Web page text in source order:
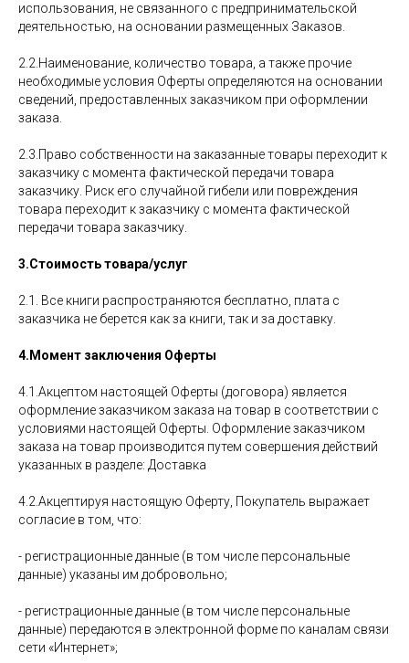
использования, не связанного с предпринимательской
деятельностью, на основании размещенных Заказов.
2.2.Наименование, количество товара, а также прочие
необходимые условия Оферты определяются на основании
сведений, предоставленных заказчиком при оформлении
заказа.
2.3.Право собственности на заказанные товары переходит к
заказчику с момента фактической передачи товара
заказчику. Риск его случайной гибели или повреждения
товара переходит к заказчику с момента фактической
передачи товара заказчику.
3.Стоимость товара/услуг
2.1. Все книги распространяются бесплатно, плата с
заказчика не берется как за книги, так и за доставку.
4.Момент заключения Оферты
4.1.Акцептом настоящей Оферты (договора) является
оформление заказчиком заказа на товар в соответствии с
условиями настоящей Оферты. Оформление заказчиком
заказа на товар производится путем совершения действий
указанных в разделе: Доставка
4.2.Акцептируя настоящую Оферту, Покупатель выражает
согласие в том, что:
- регистрационные данные (в том числе персональные
данные) указаны им добровольно;
- регистрационные данные (в том числе персональные
данные) передаются в электронной форме по каналам связи
сети «Интернет»;